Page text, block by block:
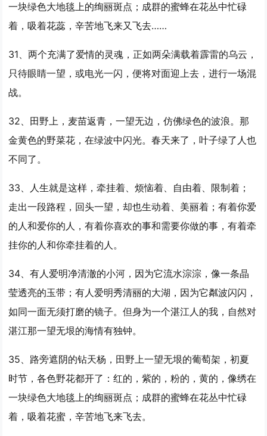
一块绿色大地毯上的绚丽斑点；成群的蜜蜂在花丛中忙碌
着，吸着花蕊，辛苦地飞来又飞去……
31、两个充满了爱情的灵魂，正如两朵满载着霹雷的乌云，
只待眼睛一望 ，或电光一闪，便将对面迎上去，进行一场混
战。
32、田野上，麦苗返青，一望无边，仿佛绿色的波浪。那
金黄色的野菜花，在绿波中闪光。春天来了，叶子绿了人也
不同了。
33、人生就是这样，牵挂着、烦恼着、自由着、限制着；
走出一段路程，回头一望 ，却也生动着、美丽着；有着你爱
的人和爱你的人，有着你喜欢的事和需要你做的事，有着牵
挂你的人和你牵挂着的人。
34、有人爱明净清澈的小河，因为它流水淙淙，像一条晶
莹透亮的玉带；有人爱明秀清丽的大湖，因为它粼波闪闪，
如同一面无须打磨的镜子。但身为一个湛江人的我，自然对
湛江那一望无垠的海情有独钟。
35、路旁遮阴的钻天杨，田野上一望无垠的葡萄架，初夏
时节，各色野花都开了：红的，紫的，粉的，黄的，像绣在
一块绿色大地毯上的绚丽斑点；成群的蜜蜂在花丛中忙碌
着，吸着花蜜，辛苦地飞来飞去。